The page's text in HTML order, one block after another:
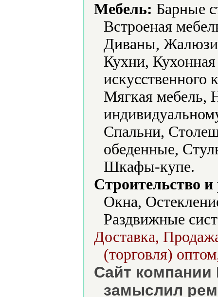
Мебель: Барные
Встроеная
Диваны,
Кухни,
Мягкая мебель,
Спальни,
обеденные,
Шкафы-купе.
Строительство
Окна,
Раздвижные
Доставка,
(торговля)
Сайт компании
замыслил